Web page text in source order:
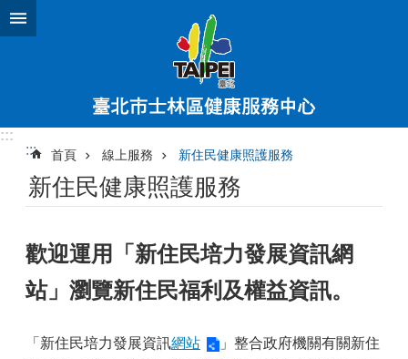
跳到主要內容區塊
:::
:::
首頁 線上服務 新住民健康照護服務
新住民健康照護服務
歡迎運用「新住民培力發展資訊網
站」瀏覽新住民福利及權益資訊。
「新住民培力發展資訊網站
」整合政府機關有關新住